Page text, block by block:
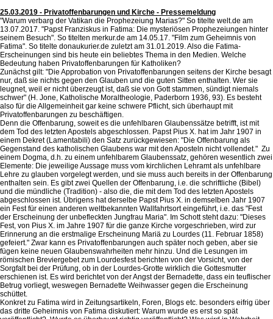
25.03.2019 - Privatoffenbarungen und Kirche - Pressemeldung
"Warum verbarg der Vatikan die Prophezeiung Marias?" So titelte welt.de am
13.07.2017. "Papst Franziskus in Fatima: Die mysteriösen Prophezeiungen hinter
seinem Besuch". So titelten merkur.de am 14.05.17. "Film zum Geheimnis von
Fatima". So titelte donaukurier.de zuletzt am 31.01.2019. Also die Fatima-
Erscheinungen sind bis heute ein beliebtes Thema in den Medien. Welche
Bedeutung haben Privatoffenbarungen für Katholiken?
Zunächst gilt: "Die Approbation von Privatoffenbarungen seitens der Kirche besagt
nur, daß sie nichts gegen den Glauben und die guten Sitten enthalten. Wer sie
leugnet, weil er nicht überzeugt ist, daß sie von Gott stammen, sündigt niemals
schwer" (H. Jone, Katholische Moraltheologie, Paderborn 1936, 93). Es besteht
also für die Allgemeinheit gar keine schwere Pflicht, sich überhaupt mit
Privatoffenbarungen zu beschäftigen.
Denn die Offenbarung, soweit es die unfehlbaren Glaubenssätze betrifft, ist mit
dem Tod des letzten Apostels abgeschlossen. Papst Pius X. hat im Jahr 1907 in
einem Dekret (Lamentabili) den Satz zurückgewiesen: "Die Offenbarung als
Gegenstand des katholischen Glaubens war mit den Aposteln nicht vollendet." Zu
einem Dogma, d.h. zu einem unfehlbarem Glaubenssatz, gehören wesentlich zwei
Elemente: Die jeweilige Aussage muss vom kirchlichen Lehramt als unfehlbare
Lehre zu glauben vorgelegt werden, und sie muss auch bereits in der Offenbarung
enthalten sein. Es gibt zwei Quellen der Offenbarung, i.e. die schriftliche (Bibel)
und die mündliche (Tradition) - also die, die mit dem Tod des letzten Apostels
abgeschlossen ist. Übrigens hat derselbe Papst Pius X. in demselben Jahr 1907
ein Fest für einen anderen weltbekannten Wallfahrtsort eingeführt, i.e. das "Fest
der Erscheinung der unbefleckten Jungfrau Maria". Im Schott steht dazu: "Dieses
Fest, von Pius X. im Jahre 1907 für die ganze Kirche vorgeschrieben, wird zur
Erinnerung an die erstmalige Erscheinung Mariä zu Lourdes (11. Februar 1858)
gefeiert." Zwar kann es Privatoffenbarungen auch später noch geben, aber sie
fügen keine neuen Glaubenswahrheiten mehr hinzu. Und die Lesungen im
römischen Breviergebet zum Lourdesfest berichten von der Vorsicht, von der
Sorgfalt bei der Prüfung, ob in der Lourdes-Grotte wirklich die Gottesmutter
erschienen ist. Es wird berichtet von der Angst der Bernadette, dass ein teuflischer
Betrug vorliegt, weswegen Bernadette Weihwasser gegen die Erscheinung
schüttet.
Konkret zu Fatima wird in Zeitungsartikeln, Foren, Blogs etc. besonders eifrig über
das dritte Geheimnis von Fatima diskutiert: Warum wurde es erst so spät